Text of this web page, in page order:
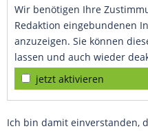
Wir benötigen Ihre
Redaktion eingebundenen
anzuzeigen. Sie können
lassen und auch wieder
jetzt aktivieren
Ich bin damit einverstanden,